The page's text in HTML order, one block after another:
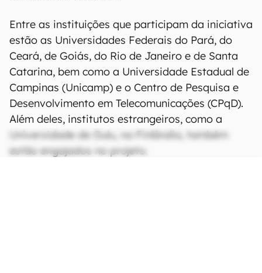
Entre as instituições que participam da iniciativa
estão as Universidades Federais do Pará, do
Ceará, de Goiás, do Rio de Janeiro e de Santa
Catarina, bem como a Universidade Estadual de
Campinas (Unicamp) e o Centro de Pesquisa e
Desenvolvimento em Telecomunicações (CPqD).
Além deles, institutos estrangeiros, como a
Universidade de Oulu, na Finlândia, também
estão engajados no projeto.